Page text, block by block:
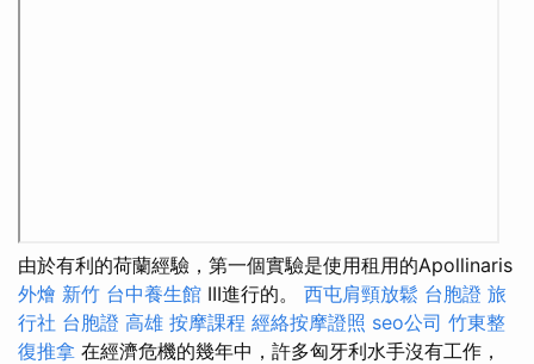
由於有利的荷蘭經驗，第一個實驗是使用租用的Apollinaris
外燴 新竹 台中養生館 III進行的。 西屯肩頸放鬆 台胞證 旅
行社 台胞證 高雄 按摩課程 經絡按摩證照 seo公司 竹東整
復推拿 在經濟危機的幾年中，許多匈牙利水手沒有工作，